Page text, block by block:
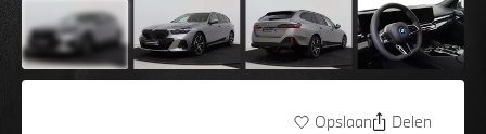
Opslaan Delen